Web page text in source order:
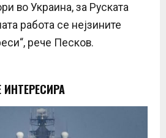
во Украина, за Руската
работа се нејзините
рече Песков.